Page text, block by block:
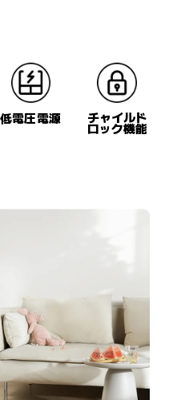
低電圧電源
チャイルド
ロック機能